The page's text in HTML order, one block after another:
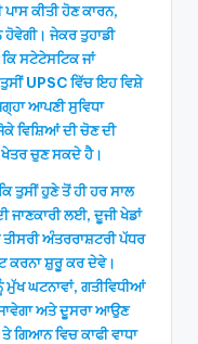
ਕੀਤੀ ਹੋਣ ਕਾਰਨ,
ਜੇਕਰ ਤੁਹਾਡੀ
ਸਟੇਟੇਸਟਿਕ ਜਾਂ
UPSC ਵਿੱਚ ਇਹ ਵਿਸ਼ੇ
ਆਪਣੀ ਸੁਵਿਧਾ
ਵਿਸ਼ਿਆਂ ਦੀ ਚੋਣ ਦੀ
ਖੇਤਰ ਚੁਣ ਸਕਦੇ ਹੈ।
ਤੁਸੀਂ ਹੁਣੇ ਤੋਂ ਹੀ ਹਰ ਸਾਲ
ਲਈ, ਦੂਜੀ ਖੇਡਾਂ
ਅੰਤਰਰਾਸ਼ਟਰੀ ਪੱਧਰ
ਕਰਨਾ ਸ਼ੁਰੂ ਕਰ ਦੇਵੇ।
ਮੁੱਖ ਘਟਨਾਵਾਂ, ਗਤੀਵਿਧੀਆਂ
ਅਤੇ ਦੂਸਰਾ ਆਉਣ
ਗਿਆਨ ਵਿਚ ਕਾਫੀ ਵਾਧਾ